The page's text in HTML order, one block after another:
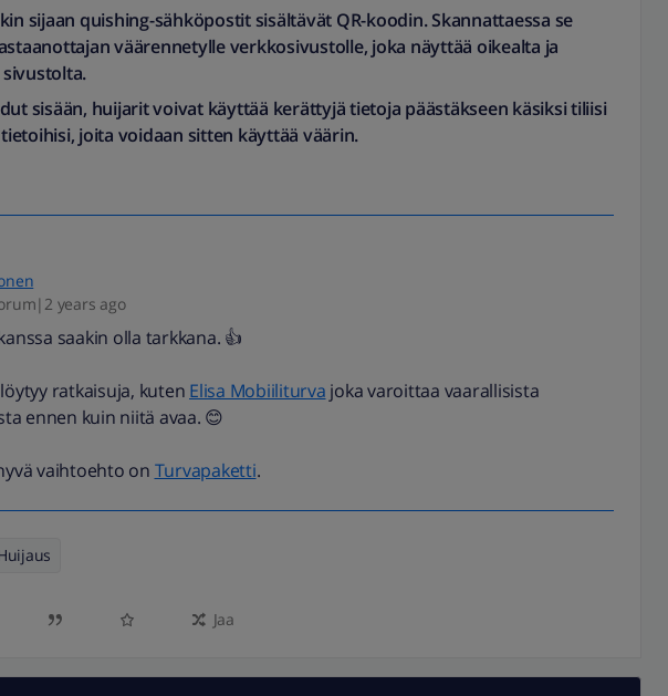
sijaan quishing-sähköpostit sisältävät QR-koodin. Skannattaessa se
väärennetylle verkkosivustolle, joka näyttää oikealta ja
sisään, huijarit voivat käyttää kerättyjä tietoja päästäkseen käsiksi tiliisi
joita voidaan sitten käyttää väärin.
years ago
saakin olla tarkkana. 👍
ratkaisuja, kuten Elisa Mobiiliturva joka varoittaa vaarallisista
ennen kuin niitä avaa. 😊
vaihtoehto on Turvapaketti.
Jaa